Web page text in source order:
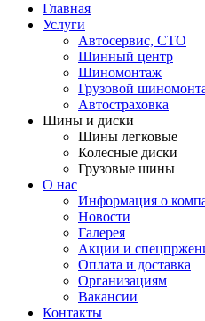
Главная
Услуги
Автосервис, СТО
Шинный центр
Шиномонтаж
Грузовой
Автостраховка
Шины и диски
Шины легковые
Колесные диски
Грузовые шины
О нас
Информация о
Новости
Галерея
Акции и
Оплата и доставка
Организациям
Вакансии
Контакты